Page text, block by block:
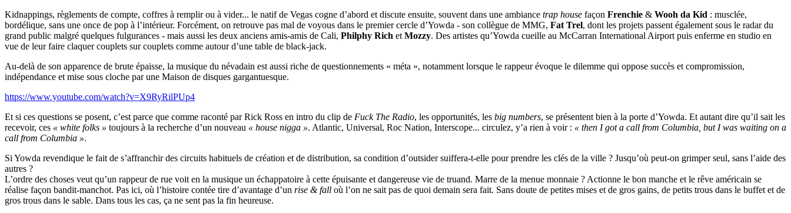
Kidnappings, règlements de compte, coffres à remplir ou à vider... le natif de Vegas cogne d’abord et discute ensuite, souvent dans une ambiance trap house façon Frenchie & Wooh da Kid : musclée,
bordélique, sans une once de pop à l’intérieur. Forcément, on retrouve pas mal de voyous dans le premier cercle d’Yowda - son collègue de MMG, Fat Trel, dont les projets passent également sous le radar du
grand public malgré quelques fulgurances - mais aussi les deux anciens amis-amis de Cali, Philphy Rich et Mozzy. Des artistes qu’Yowda cueille au McCarran International Airport puis enferme en studio en
vue de leur faire claquer couplets sur couplets comme autour d’une table de black-jack.
Au-delà de son apparence de brute épaisse, la musique du névadain est aussi riche de questionnements « méta », notamment lorsque le rappeur évoque le dilemme qui oppose succès et compromission,
indépendance et mise sous cloche par une Maison de disques gargantuesque.
https://www.youtube.com/watch?v=X9RyRilPUp4
Et si ces questions se posent, c’est parce que comme raconté par Rick Ross en intro du clip de Fuck The Radio, les opportunités, les big numbers, se présentent bien à la porte d’Yowda. Et autant dire qu’il sait les
recevoir, ces « white folks » toujours à la recherche d’un nouveau « house nigga ». Atlantic, Universal, Roc Nation, Interscope... circulez, y’a rien à voir : « then I got a call from Columbia, but I was waiting on a
call from Columbia ».
Si Yowda revendique le fait de s’affranchir des circuits habituels de création et de distribution, sa condition d’outsider suiffera-t-elle pour prendre les clés de la ville ? Jusqu’où peut-on grimper seul, sans l’aide des
autres ?
L’ordre des choses veut qu’un rappeur de rue voit en la musique un échappatoire à cette épuisante et dangereuse vie de truand. Marre de la menue monnaie ? Actionne le bon manche et le rêve américain se
réalise façon bandit-manchot. Pas ici, où l’histoire contée tire d’avantage d’un rise & fall où l’on ne sait pas de quoi demain sera fait. Sans doute de petites mises et de gros gains, de petits trous dans le buffet et de
gros trous dans le sable. Dans tous les cas, ça ne sent pas la fin heureuse.